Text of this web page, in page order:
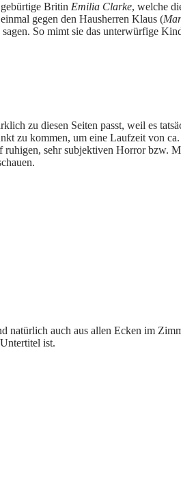
Britin Emilia Clarke, welche
gegen den Hausherren Klaus (
So mimt sie das unterwürfige
zu diesen Seiten passt, weil es
zu kommen, um eine Laufzeit von
ruhigen, sehr subjektiven Horror bzw.
natürlich auch aus allen Ecken im
ist.